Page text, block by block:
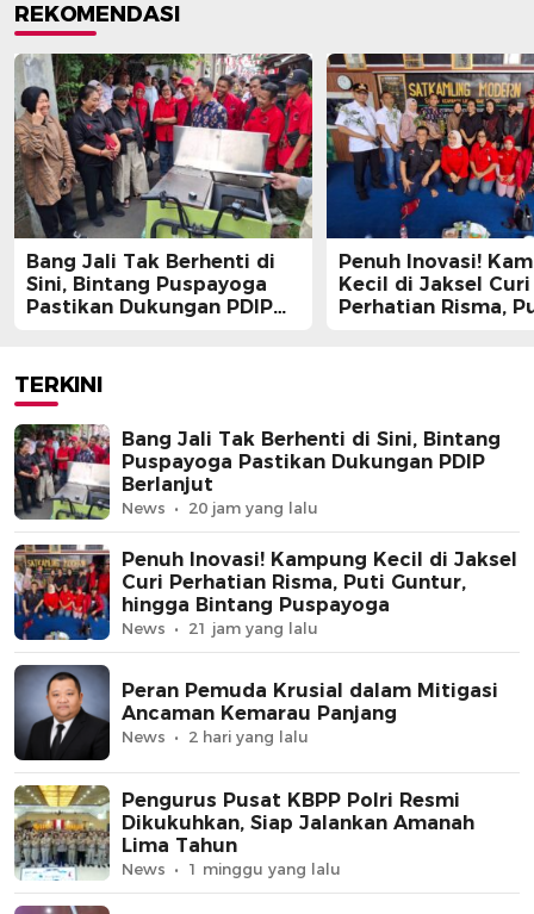
REKOMENDASI
Bang Jali Tak Berhenti di
Sini, Bintang Puspayoga
Pastikan Dukungan PDIP
Penuh Inovasi!
Kecil di Jaksel Curi
Perhatian Risma,
TERKINI
Bang Jali Tak Berhenti di Sini, Bintang
Puspayoga Pastikan Dukungan PDIP
Berlanjut
News 20 jam yang lalu
Penuh Inovasi! Kampung Kecil di Jaksel
Curi Perhatian Risma, Puti Guntur,
hingga Bintang Puspayoga
News 21 jam yang lalu
Peran Pemuda Krusial dalam Mitigasi
Ancaman Kemarau Panjang
News 2 hari yang lalu
Pengurus Pusat KBPP Polri Resmi
Dikukuhkan, Siap Jalankan Amanah
Lima Tahun
News 1 minggu yang lalu